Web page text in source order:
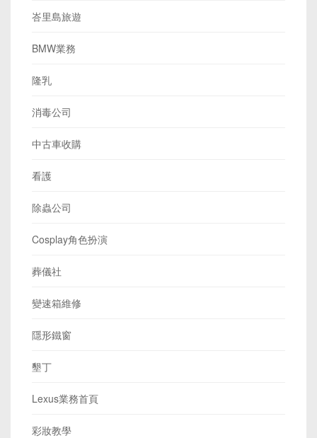
峇里島旅遊
BMW業務
隆乳
消毒公司
中古車收購
看護
除蟲公司
Cosplay角色扮演
葬儀社
變速箱維修
隱形鐵窗
墾丁
Lexus業務首頁
彩妝教學